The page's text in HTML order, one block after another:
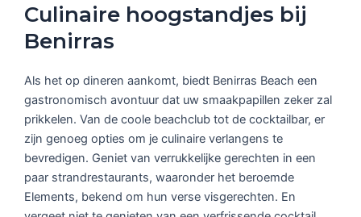
Culinaire hoogstandjes bij
Benirras
Als het op dineren aankomt, biedt Benirras Beach een
gastronomisch avontuur dat uw smaakpapillen zeker zal
prikkelen. Van de coole beachclub tot de cocktailbar, er
zijn genoeg opties om je culinaire verlangens te
bevredigen. Geniet van verrukkelijke gerechten in een
paar strandrestaurants, waaronder het beroemde
Elements, bekend om hun verse visgerechten. En